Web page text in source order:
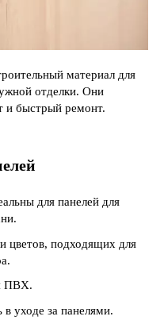
материал для
отделки. Они
и быстрый ремонт.
для панелей для
цветов, подходящих для
ПВХ.
в уходе за панелями.